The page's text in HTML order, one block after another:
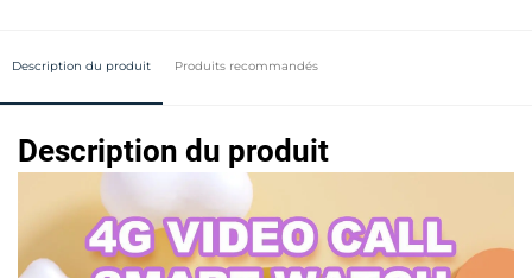
Description du produit Produits recommandés
Description du produit